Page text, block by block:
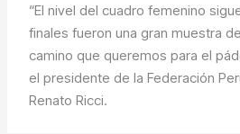
“El nivel del cuadro femenino
finales fueron una gran muestra
camino que queremos para el
el presidente de la Federación
Renato Ricci.